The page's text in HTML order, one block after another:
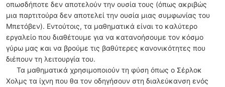
οπωσδήποτε δεν αποτελούν την ουσία τους (όπως ακριβώς
μια παρτιτούρα δεν αποτελεί την ουσία μιας συμφωνίας του
Μπετόβεν). Εντούτοις, τα μαθηματικά είναι το καλύτερο
εργαλείο που διαθέτουμε για να κατανοήσουμε τον κόσμο
γύρω μας και να βρούμε τις βαθύτερες κανονικότητες που
διέπουν τη λειτουργία του.
Τα μαθηματικά χρησιμοποιούν τη φύση όπως ο Σέρλοκ
Χολμς τα ίχνη που θα τον οδηγήσουν στη διαλεύκανση ενός